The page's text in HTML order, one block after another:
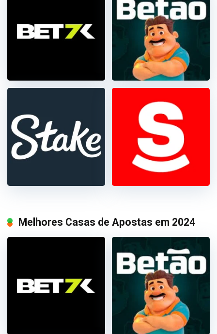
Melhores Casas de Apostas em 2024